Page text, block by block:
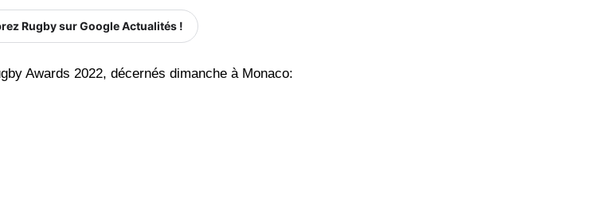
Rugby sur Google Actualités !
Awards 2022, décernés dimanche à Monaco: